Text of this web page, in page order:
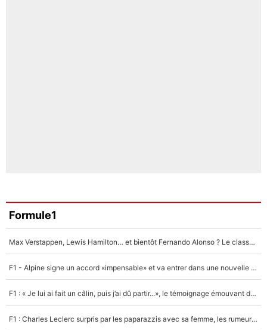
Formule1
Max Verstappen, Lewis Hamilton… et bientôt Fernando Alonso ? Le classement des pilotes les mieux payés en Formule 1 risque de changer !
F1 - Alpine signe un accord «impensable» et va entrer dans une nouvelle dimension : Grande nouvelle pour Pierre Gasly !
F1 : « Je lui ai fait un câlin, puis j’ai dû partir...», le témoignage émouvant de Max Verstappen sur sa fille
F1 : Charles Leclerc surpris par les paparazzis avec sa femme, les rumeurs étaient vraies !